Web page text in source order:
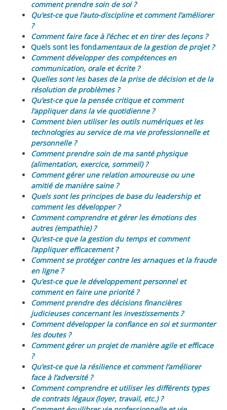
comment prendre soin de soi ?
Qu’est-ce que l’auto-discipline et comment l’améliorer
?
Comment faire face à l’échec et en tirer des leçons ?
Quels sont les fondamentaux de la gestion de projet ?
Comment développer des compétences en
communication, orale et écrite ?
Quelles sont les bases de la prise de décision et de la
résolution de problèmes ?
Qu’est-ce que la pensée critique et comment
l’appliquer dans la vie quotidienne ?
Comment bien utiliser les outils numériques et les
technologies au service de ma vie professionnelle et
personnelle ?
Comment prendre soin de ma santé physique
(alimentation, exercice, sommeil) ?
Comment gérer une relation amoureuse ou une
amitié de manière saine ?
Quels sont les principes de base du leadership et
comment les développer ?
Comment comprendre et gérer les émotions des
autres (empathie) ?
Qu’est-ce que la gestion du temps et comment
l’appliquer efficacement ?
Comment se protéger contre les arnaques et la fraude
en ligne ?
Qu’est-ce que le développement personnel et
comment en faire une priorité ?
Comment prendre des décisions financières
judicieuses concernant les investissements ?
Comment développer la confiance en soi et surmonter
les doutes ?
Comment gérer un projet de manière agile et efficace
?
Qu’est-ce que la résilience et comment l’améliorer
face à l’adversité ?
Comment comprendre et utiliser les différents types
de contrats légaux (loyer, travail, etc.) ?